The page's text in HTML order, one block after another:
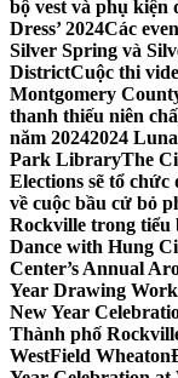
bộ vest và phụ kiện
Dress’ 2024Các
Silver Spring và
DistrictCuộc thi
Montgomery
thanh thiếu niên
năm 20242024
Park LibraryThe
Elections sẽ tổ
về cuộc bầu cử bỏ
Rockville trong tiểu
Dance with Hung
Center’s Annual
Year Drawing
New Year
Thành phố
WestField Wheaton